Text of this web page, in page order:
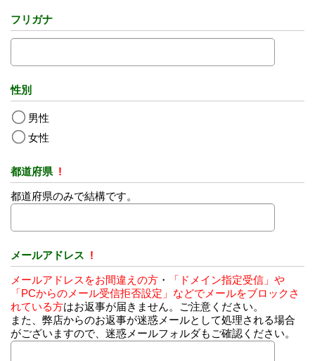
フリガナ
性別
男性
女性
都道府県 !
都道府県のみで結構です。
メールアドレス !
メールアドレスをお間違えの方 ・
「ドメイン指定受信」や
「PCからのメール受信拒否設定」などでメールをブロックさ
れている方はお返事が届きません。ご注意ください。
また、弊店からのお返事が迷惑メールとして処理される場合
がございますので、迷惑メールフォルダもご確認ください。